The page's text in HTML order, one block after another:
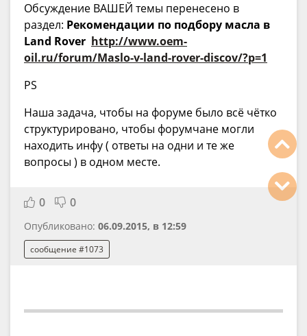
Обсуждение ВАШЕЙ темы перенесено в
раздел: Рекомендации по подбору масла в
Land Rover http://www.oem-
oil.ru/forum/Maslo-v-land-rover-discov/?p=1
PS
Наша задача, чтобы на форуме было всё чётко
структурировано, чтобы форумчане могли
находить инфу ( ответы на одни и те же
вопросы ) в одном месте.
0 0
Опубликовано: 06.09.2015, в 12:59
сообщение #1073